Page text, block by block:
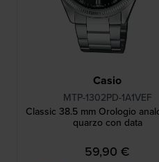
Casio
MTP-1302PD-1A1VEF
Classic 38.5 mm Orologio
quarzo con data
59,90 €